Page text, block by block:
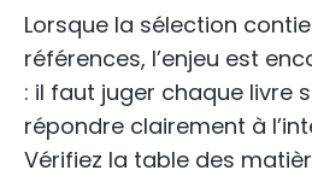
Lorsque la sélection
références, l’enjeu est
: il faut juger chaque livre
répondre clairement à
Vérifiez la table des